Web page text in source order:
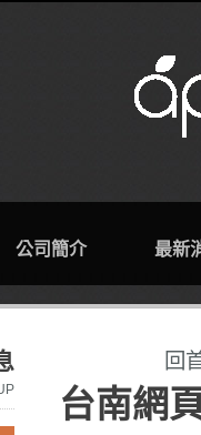
公司簡介 最新
回
台南網